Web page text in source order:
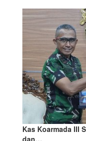
Kas Koarmada III